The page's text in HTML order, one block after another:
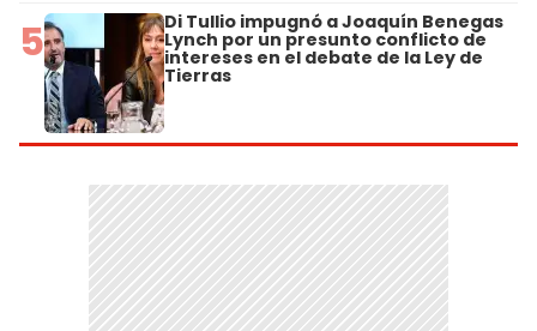
5 Di Tullio impugnó a Joaquín Benegas
Lynch por un presunto conflicto de
intereses en el debate de la Ley de
Tierras